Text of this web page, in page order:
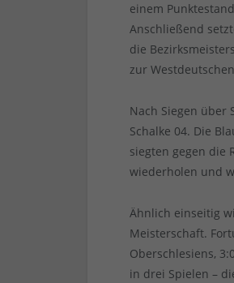
einem
Anschließend
die
zur
Nach Siegen über
Schalke 04. Die
siegten gegen die
wiederholen und
Ähnlich einseitig
Meisterschaft.
Oberschlesiens,
in drei Spielen –